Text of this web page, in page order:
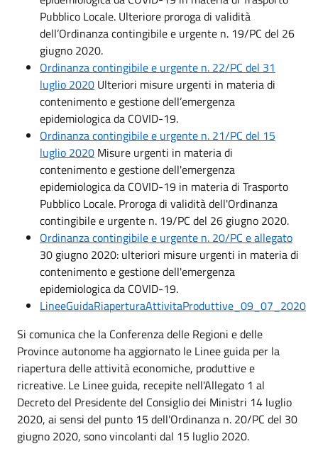
Pubblico Locale. Ulteriore proroga di validità
dell’Ordinanza contingibile e urgente n. 19/PC del 26
giugno 2020.
Ordinanza contingibile e urgente n. 22/PC del 31
luglio 2020 Ulteriori misure urgenti in materia di
contenimento e gestione dell’emergenza
epidemiologica da COVID-19.
Ordinanza contingibile e urgente n. 21/PC del 15
luglio 2020 Misure urgenti in materia di
contenimento e gestione dell'emergenza
epidemiologica da COVID-19 in materia di Trasporto
Pubblico Locale. Proroga di validità dell'Ordinanza
contingibile e urgente n. 19/PC del 26 giugno 2020.
Ordinanza contingibile e urgente n. 20/PC e allegato
30 giugno 2020: ulteriori misure urgenti in materia di
contenimento e gestione dell'emergenza
epidemiologica da COVID-19.
LineeGuidaRiaperturaAttivitaProduttive_09_07_2020
Si comunica che la Conferenza delle Regioni e delle
Province autonome ha aggiornato le Linee guida per la
riapertura delle attività economiche, produttive e
ricreative. Le Linee guida, recepite nell'Allegato 1 al
Decreto del Presidente del Consiglio dei Ministri 14 luglio
2020, ai sensi del punto 15 dell'Ordinanza n. 20/PC del 30
giugno 2020, sono vincolanti dal 15 luglio 2020.